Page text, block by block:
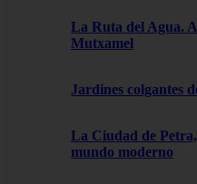
La Ruta del Agua.
Mutxamel
Jardines colgantes
La Ciudad de
mundo moderno